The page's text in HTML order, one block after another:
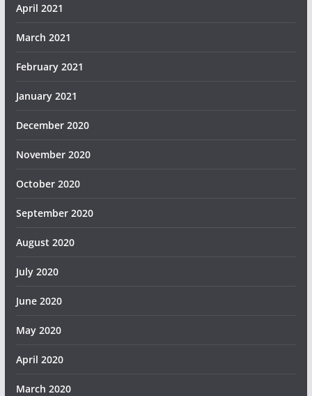
April 2021
March 2021
February 2021
January 2021
December 2020
November 2020
October 2020
September 2020
August 2020
July 2020
June 2020
May 2020
April 2020
March 2020